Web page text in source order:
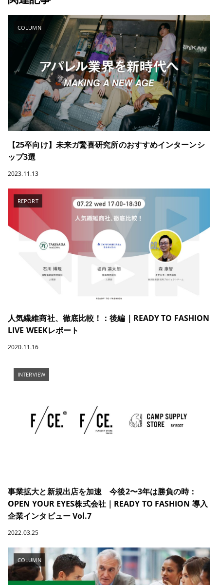
COLUMN
【25卒向け】未来ガ驚喜研究所のおすすめインターンシ
ップ3選
2023.11.13
REPORT
人気繊維商社、徹底比較！：後編｜READY TO FASHION
LIVE WEEKレポート
2020.11.16
INTERVIEW
事業拡大と新規出店を加速 今後2〜3年は勝負の時：
OPEN YOUR EYES株式会社｜READY TO FASHION 導入
企業インタビュー Vol.7
2022.03.25
COLUMN